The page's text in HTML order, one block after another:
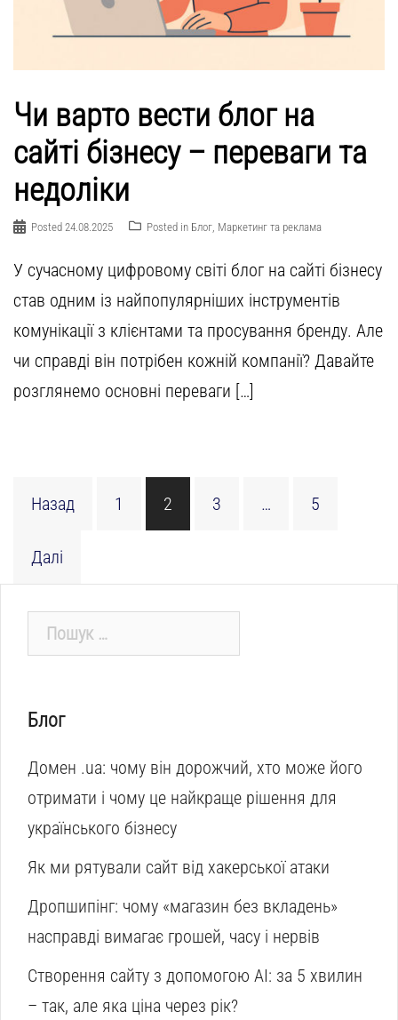
Чи варто вести блог на
сайті бізнесу – переваги та
недоліки
Posted 24.08.2025 Posted in Блог Маркетинг та реклама
У сучасному цифровому світі блог на сайті бізнесу
став одним із найпопулярніших інструментів
комунікації з клієнтами та просування бренду. Але
чи справді він потрібен кожній компанії? Давайте
розглянемо основні переваги […]
записів
Назад 1 2 3 … 5
Далі
Пошук:
Блог
Домен .ua: чому він дорожчий, хто може його
отримати і чому це найкраще рішення для
українського бізнесу
Як ми рятували сайт від хакерської атаки
Дропшипінг: чому «магазин без вкладень»
насправді вимагає грошей, часу і нервів
Створення сайту з допомогою AI: за 5 хвилин
– так, але яка ціна через рік?